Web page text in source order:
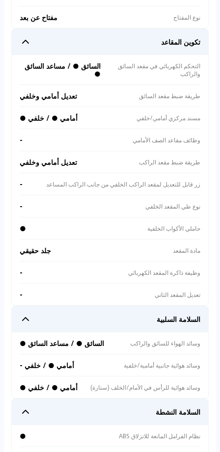
نوع المفتاح مفتاح عن بعد
تكوين المقاعد
التحكم الكهربائي في مقعد السائق
والراكب
السائق ● / مساعد السائق
●
طريقة ضبط مقعد السائق تعديل أمامي وخلفي
مسند مركزي أمامي/خلفي أمامي ● / خلفي ●
وظائف مقاعد الصف الأمامي -
طريقة ضبط مقعد الراكب تعديل أمامي وخلفي
زر قابل للتعديل لمقعد الراكب الخلفي من جانب الراكب المساعد -
نوع طي المقعد الخلفي -
حاملي الأكواب الخلفية ●
مادة المقعد جلد حقيقي
وظيفة ذاكرة المقعد الكهربائي -
تعديل المقعد الثاني -
السلامة السلبية
وسائد الهواء للسائق والراكب السائق ● / مساعد السائق ●
وسائد هوائية جانبية أمامية/خلفية أمامي ● / خلفي -
وسائد هوائية للرأس في الأمام/الخلف (ستارة) أمامي ● / خلفي ●
السلامة النشطة
نظام الفرامل المانعة للانزلاق ABS ●